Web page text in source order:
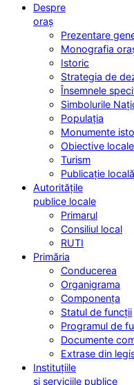
Despre
oraș
Prezentare
Monografia
Istoric
Strategia de
Însemnele
Simbolurile
Populația
Monumente
Obiective locale
Turism
Publicație locală
Autoritățile
publice locale
Primarul
Consiliul local
RUTI
Primăria
Conducerea
Organigrama
Componența
Statul de funcții
Programul de
Documente
Extrase din
Instituțiile
și serviciile publice